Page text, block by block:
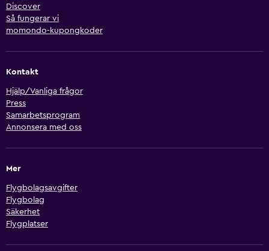
Discover
Så fungerar vi
momondo-kupongkoder
Kontakt
Hjälp/Vanliga frågor
Press
Samarbetsprogram
Annonsera med oss
Mer
Flygbolagsavgifter
Flygbolag
Säkerhet
Flygplatser